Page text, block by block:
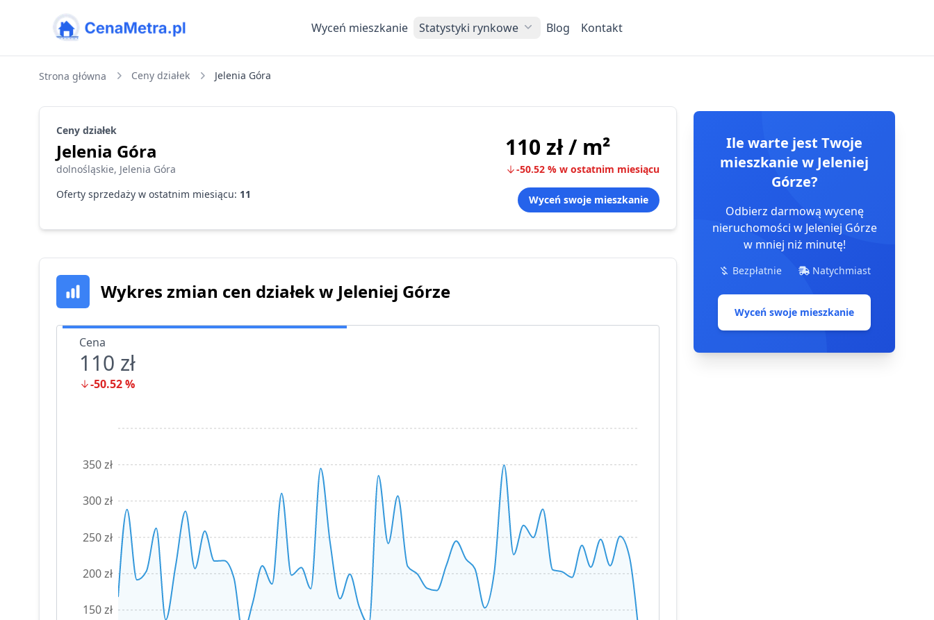
CenaMetra Wyceń mieszkanie Statystyki rynkowe Blog Kontakt
Strona główna Ceny działek Jelenia Góra
Ceny działek
Jelenia Góra
dolnośląskie, Jelenia Góra
Oferty sprzedaży w ostatnim miesiącu: 11
110 zł/ m²
-50.52 % w ostatnim miesiącu
Wyceń swoje mieszkanie
Wykres zmian cen działekw Jeleniej Górze
Cena
110 zł
-50.52%
150 zł
200 zł
250 zł
300 zł
350 zł
Ile warte jest Twoje
mieszkanie w Jeleniej
Górze?
Odbierz darmową wycenę
nieruchomości w Jeleniej Górze
w mniej niż minutę!
Bezpłatnie Natychmiast
Wyceń swoje mieszkanie